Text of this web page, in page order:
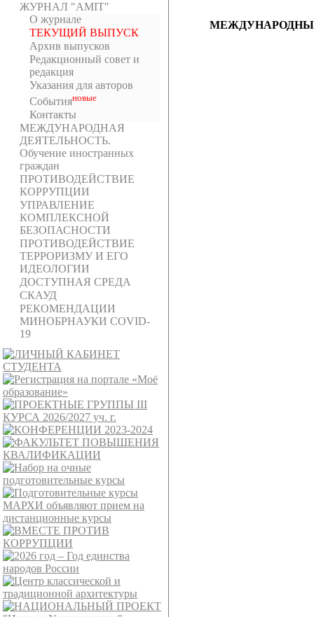
ЖУРНАЛ "AMIT"
О журнале
ТЕКУЩИЙ ВЫПУСК
Архив выпусков
Редакционный совет и
редакция
Указания для авторов
Событияновыe
Контакты
МЕЖДУНАРОДНАЯ
ДЕЯТЕЛЬНОСТЬ.
Обучение иностранных
граждан
ПРОТИВОДЕЙСТВИЕ
КОРРУПЦИИ
УПРАВЛЕНИЕ
КОМПЛЕКСНОЙ
БЕЗОПАСНОСТИ
ПРОТИВОДЕЙСТВИЕ
ТЕРРОРИЗМУ И ЕГО
ИДЕОЛОГИИ
ДОСТУПНАЯ СРЕДА
СКАУД
РЕКОМЕНДАЦИИ
МИНОБРНАУКИ COVID-
19